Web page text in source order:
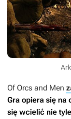
Of Orcs and Men
Gra opiera się na
się wcielić nie